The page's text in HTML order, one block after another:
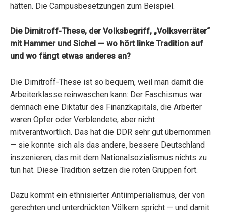
hätten. Die Campusbesetzungen zum Beispiel.
Die Dimitroff-These, der Volksbegriff, „Volksverräter“
mit Hammer und Sichel — wo hört linke Tradition auf
und wo fängt etwas anderes an?
Die Dimitroff-These ist so bequem, weil man damit die
Arbeiterklasse reinwaschen kann: Der Faschismus war
demnach eine Diktatur des Finanzkapitals, die Arbeiter
waren Opfer oder Verblendete, aber nicht
mitverantwortlich. Das hat die DDR sehr gut übernommen
— sie konnte sich als das andere, bessere Deutschland
inszenieren, das mit dem Nationalsozialismus nichts zu
tun hat. Diese Tradition setzen die roten Gruppen fort.
Dazu kommt ein ethnisierter Antiimperialismus, der von
gerechten und unterdrückten Völkern spricht — und damit